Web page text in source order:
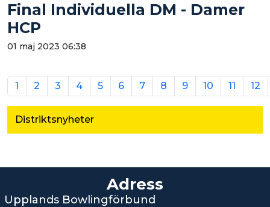
Distriktsnyheter
Final Individuella DM - Damer
HCP
01 maj 2023 06:38
1 2 3 4 5 6 7 8 9 10 11 12
Adress
Upplands Bowlingförbund